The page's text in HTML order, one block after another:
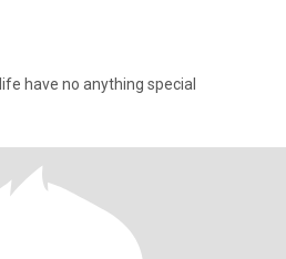
have no anything special